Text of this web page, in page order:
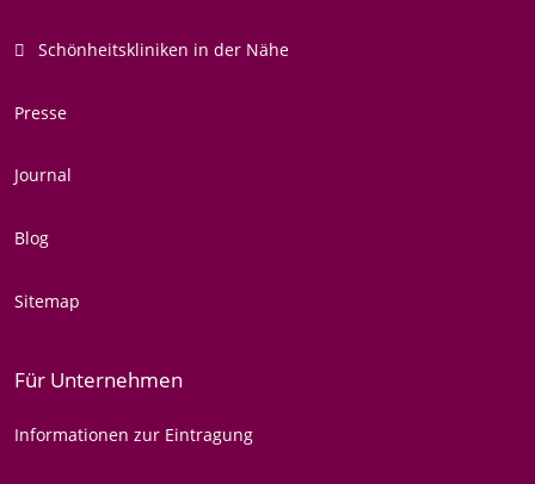
Schönheitskliniken in der Nähe
Presse
Journal
Blog
Sitemap
Für Unternehmen
Informationen zur Eintragung